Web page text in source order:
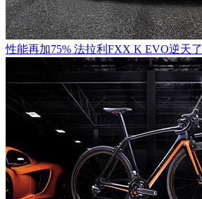
性能再加75% 法拉利FXX K EVO逆天了